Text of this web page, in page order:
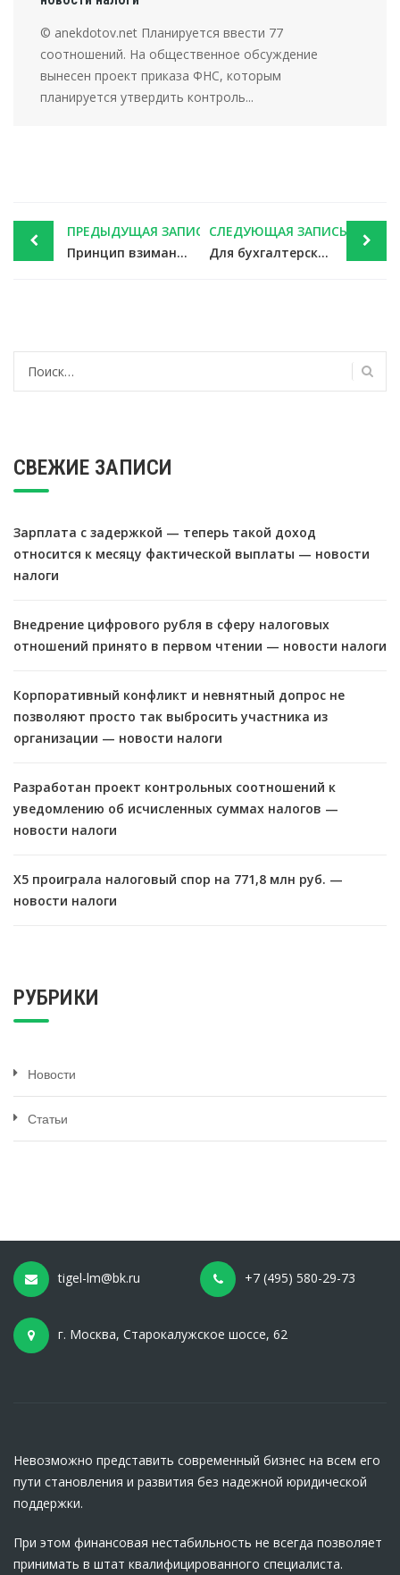
© anekdotov.net Планируется ввести 77
соотношений. На общественное обсуждение
вынесен проект приказа ФНС, которым
планируется утвердить контроль...
Post
navigation
ПРЕДЫДУЩАЯ ЗАПИСЬ
Принцип взимания НДС при продаже городского имущества: кто попался, тот и платит — новости налоги
СЛЕДУЮЩАЯ ЗАПИСЬ
Для бухгалтерских документов пока что годится электронная подпись любого вида — новости налоги
СВЕЖИЕ ЗАПИСИ
Зарплата с задержкой — теперь такой доход
относится к месяцу фактической выплаты — новости
налоги
Внедрение цифрового рубля в сферу налоговых
отношений принято в первом чтении — новости налоги
Корпоративный конфликт и невнятный допрос не
позволяют просто так выбросить участника из
организации — новости налоги
Разработан проект контрольных соотношений к
уведомлению об исчисленных суммах налогов —
новости налоги
X5 проиграла налоговый спор на 771,8 млн руб. —
новости налоги
РУБРИКИ
Новости
Статьи
tigel-lm@bk.ru +7 (495) 580-29-73
г. Москва, Старокалужское шоссе, 62
Невозможно представить современный бизнес на всем его
пути становления и развития без надежной юридической
поддержки.
При этом финансовая нестабильность не всегда позволяет
принимать в штат квалифицированного специалиста.